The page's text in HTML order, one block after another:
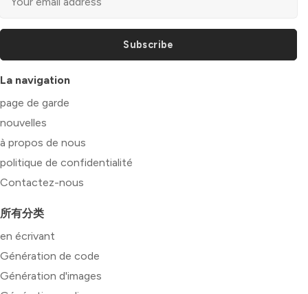
Subscribe
La navigation
page de garde
nouvelles
à propos de nous
politique de confidentialité
Contactez-nous
所有分类
en écrivant
Génération de code
Génération d'images